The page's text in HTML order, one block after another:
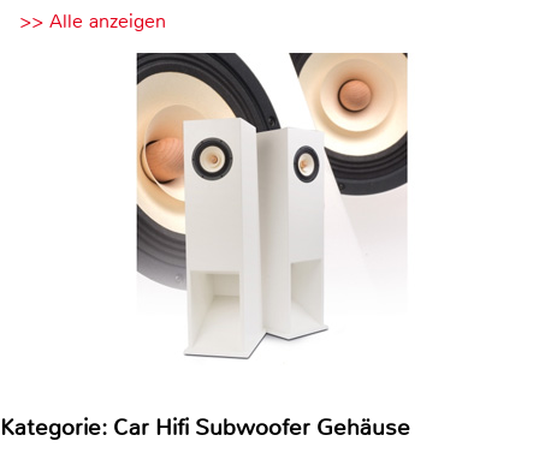
>> Alle anzeigen
Kategorie: Car Hifi Subwoofer Gehäuse